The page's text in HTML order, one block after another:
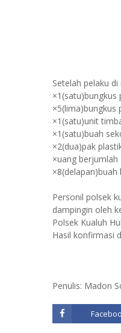
Setelah pelaku
×5(lima)bungkus
×1(satu)unit
×1(satu)buah
×2(dua)pak
×uang berjumlah
Personil polsek
dampingin oleh
Polsek Kualuh
Hasil konfirmasi
Penulis: Madon